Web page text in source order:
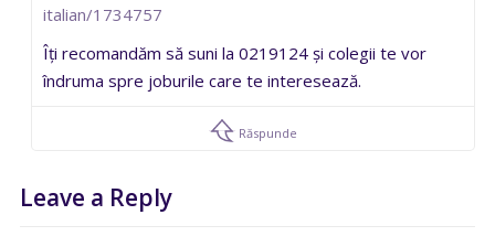
italian/1734757
Îți recomandăm să suni la 0219124 și colegii te vor
îndruma spre joburile care te interesează.
Răspunde
Leave a Reply